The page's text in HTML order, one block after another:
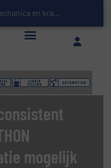
Deeltjesmechanica en krachtnetwerken in stortgoederen
Geïntegreerde doserings- en weegsystemen: Efficiëntie, kwaliteit en duurzaamheid in één oogopslag
mogelijk